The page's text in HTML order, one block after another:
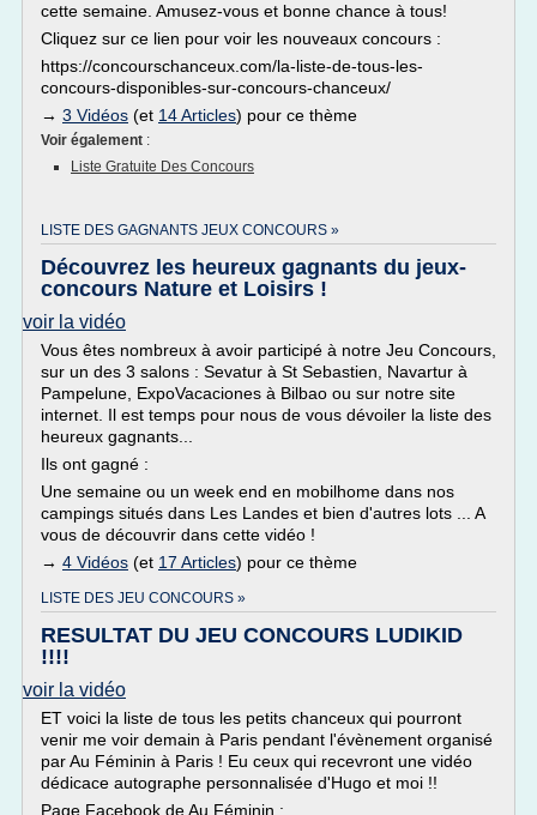
cette semaine. Amusez-vous et bonne chance à tous!
Cliquez sur ce lien pour voir les nouveaux concours :
https://concourschanceux.com/la-liste-de-tous-les-
concours-disponibles-sur-concours-chanceux/
→ 3 Vidéos (et 14 Articles) pour ce thème
Voir également :
Liste Gratuite Des Concours
LISTE DES GAGNANTS JEUX CONCOURS »
Découvrez les heureux gagnants du jeux-
concours Nature et Loisirs !
voir la vidéo
Vous êtes nombreux à avoir participé à notre Jeu Concours,
sur un des 3 salons : Sevatur à St Sebastien, Navartur à
Pampelune, ExpoVacaciones à Bilbao ou sur notre site
internet. Il est temps pour nous de vous dévoiler la liste des
heureux gagnants...
Ils ont gagné :
Une semaine ou un week end en mobilhome dans nos
campings situés dans Les Landes et bien d'autres lots ... A
vous de découvrir dans cette vidéo !
→ 4 Vidéos (et 17 Articles) pour ce thème
LISTE DES JEU CONCOURS »
RESULTAT DU JEU CONCOURS LUDIKID
!!!!
voir la vidéo
ET voici la liste de tous les petits chanceux qui pourront
venir me voir demain à Paris pendant l'évènement organisé
par Au Féminin à Paris ! Eu ceux qui recevront une vidéo
dédicace autographe personnalisée d'Hugo et moi !!
Page Facebook de Au Féminin :